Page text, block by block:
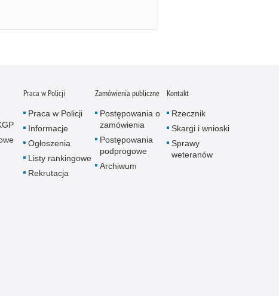
Pogryzienia przez psy
Praca w Policji
Praca w Policji
Informacje
Ogłoszenia
Listy rankingowe
Rekrutacja
Zamówienia publiczne
Postępowania o
zamówienia
Postępowania
podprogowe
Archiwum
Kontakt
Rzecznik
Skargi i wnioski
Sprawy
weteranów